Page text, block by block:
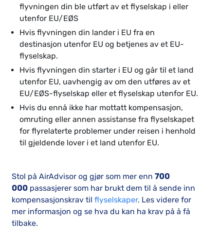
flyvningen din ble utført av et flyselskap i eller
utenfor EU/EØS
Hvis flyvningen din lander i EU fra en
destinasjon utenfor EU og betjenes av et EU-
flyselskap.
Hvis flyvningen din starter i EU og går til et land
utenfor EU, uavhengig av om den utføres av et
EU/EØS-flyselskap eller et flyselskap utenfor EU.
Hvis du ennå ikke har mottatt kompensasjon,
omruting eller annen assistanse fra flyselskapet
for flyrelaterte problemer under reisen i henhold
til gjeldende lover i et land utenfor EU.
Stol på AirAdvisor og gjør som mer enn 700
000 passasjerer som har brukt dem til å sende inn
kompensasjonskrav til flyselskaper. Les videre for
mer informasjon og se hva du kan ha krav på å få
tilbake.